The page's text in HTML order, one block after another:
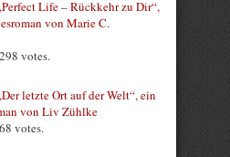
Life – Rückkehr zu Dir“,
von Marie C.
votes.
letzte Ort auf der Welt“, ein
von Liv Zühlke
votes.